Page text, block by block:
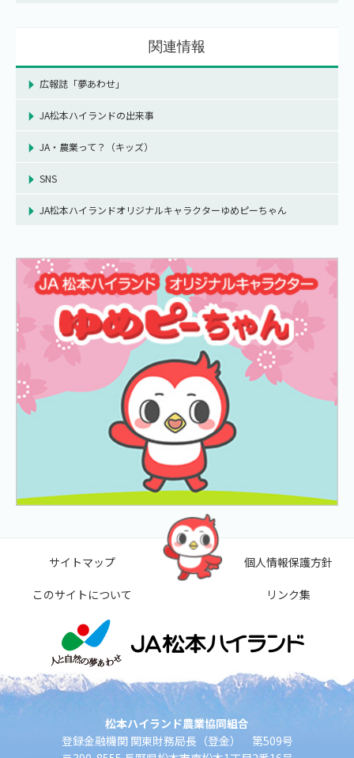
関連情報
広報誌「夢あわせ」
JA松本ハイランドの出来事
JA・農業って？（キッズ）
SNS
JA松本ハイランドオリジナルキャラクターゆめピーちゃん
サイトマップ
このサイトについて
個人情報保護方針
リンク集
松本ハイランド農業協同組合
登録金融機関 関東財務局長（登金） 第509号